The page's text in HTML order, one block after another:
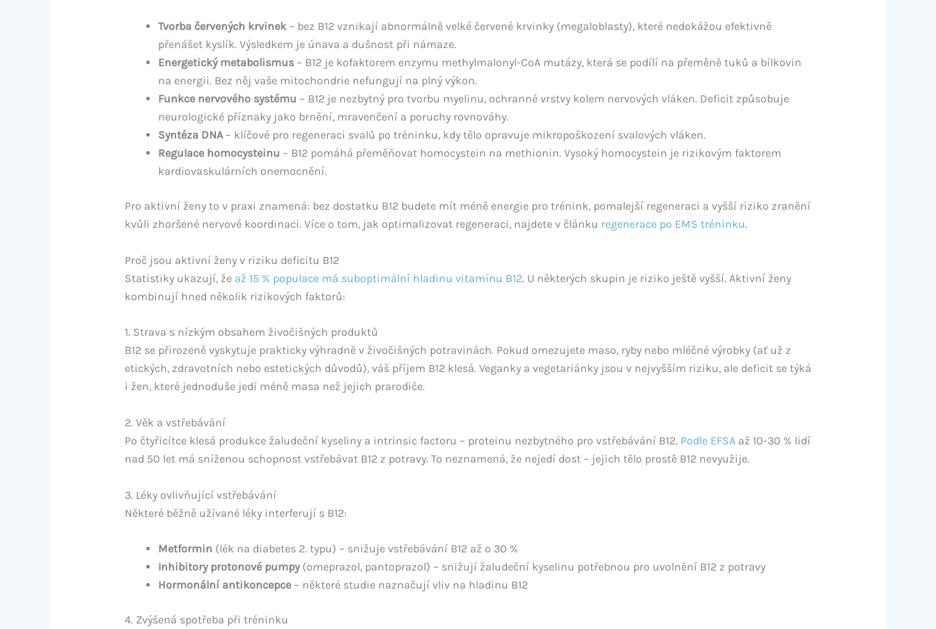
Tvorba červených krvinek– bez B12 vznikají abnormálně velké červené krvinky (megaloblasty), které nedokážou efektivně
přenášet kyslík. Výsledkem je únava a dušnost při námaze.
Energetický metabolismus– B12 je kofaktorem enzymu methylmalonyl-CoA mutázy, která se podílí na přeměně tuků a bílkovin
na energii. Bez něj vaše mitochondrie nefungují na plný výkon.
Funkce nervového systému – B12 je nezbytný pro tvorbu myelinu, ochranné vrstvy kolem nervových vláken. Deficit způsobuje
neurologické příznaky jako brnění, mravenčení a poruchy rovnováhy.
Syntéza DNA– klíčové pro regeneraci svalů po tréninku, kdy tělo opravuje mikropoškození svalových vláken.
Regulace homocysteinu – B12 pomáhá přeměňovat homocystein na methionin. Vysoký homocystein je rizikovým faktorem
kardiovaskulárních onemocnění.
Pro aktivní ženy to v praxi znamená: bez dostatku B12 budete mít méně energie pro trénink, pomalejší regeneraci a vyšší riziko zranění
kvůli zhoršené nervové koordinaci. Více o tom, jak optimalizovat regeneraci, najdete v článku regenerace po EMS tréninku.
Proč jsou aktivní ženy v riziku deficitu B12
Statistiky ukazují, že až 15 % populace má suboptimální hladinu vitamínu B12. U některých skupin je riziko ještě vyšší. Aktivní ženy
kombinují hned několik rizikových faktorů:
1. Strava s nízkým obsahem živočišných produktů
B12 se přirozeně vyskytuje prakticky výhradně v živočišných potravinách. Pokud omezujete maso, ryby nebo mléčné výrobky (ať už z
etických, zdravotních nebo estetických důvodů), váš příjem B12 klesá. Veganky a vegetariánky jsou v nejvyšším riziku, ale deficit se týká
i žen, které jednoduše jedí méně masa než jejich prarodiče.
2. Věk a vstřebávání
Po čtyřicítce klesá produkce žaludeční kyseliny a intrinsic factoru – proteinu nezbytného pro vstřebávání B12. Podle EFSAaž 10-30 % lidí
nad 50 let má sníženou schopnost vstřebávat B12 z potravy. To neznamená, že nejedí dost – jejich tělo prostě B12 nevyužije.
3. Léky ovlivňující vstřebávání
Některé běžně užívané léky interferují s B12:
Metformin (lék na diabetes 2. typu) – snižuje vstřebávání B12 až o 30 %
Inhibitory protonové pumpy(omeprazol, pantoprazol) – snižují žaludeční kyselinu potřebnou pro uvolnění B12 z potravy
Hormonální antikoncepce– některé studie naznačují vliv na hladinu B12
4. Zvýšená spotřeba při tréninku